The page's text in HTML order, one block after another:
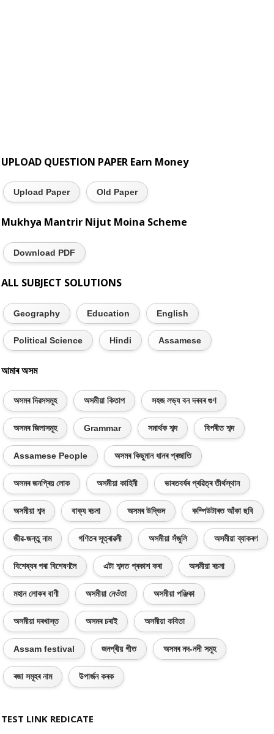
UPLOAD QUESTION PAPER Earn Money
Upload Paper Old Paper
Mukhya Mantrir Nijut Moina Scheme
Download PDF
ALL SUBJECT SOLUTIONS
Geography Education English
Political Science Hindi Assamese
আমাৰ অসম
অসমৰ দিৱসসমূহ অসমীয়া কিতাপ সহজ লভ্য বন দৰবৰ গুণ
অসমৰ জিলাসমূহ Grammar সমাৰ্থক শব্দ বিপৰীত শব্দ
Assamese People অসমৰ কিছুমান ধানৰ প্ৰজাতি
অসমৰ জনপ্ৰিয় লোক অসমীয়া কাহিনী ভাৰতবৰ্ষৰ প্ৰৱিত্ৰ তীৰ্থস্থান
অসমীয়া শব্দ বাক্য ৰচনা অসমৰ উদ্ভিদ কম্পিউটাৰত আঁকা ছবি
জীৱ-জন্তু নাম গণিতৰ সূত্ৰাৱলী অসমীয়া সঁজুলি অসমীয়া ব্যাকৰণ
বিশেষ্যৰ পৰা বিশেষণলৈ এটা শব্দত প্ৰকাশ কৰা অসমীয়া ৰচনা
মহান লোকৰ বাণী অসমীয়া নেওঁতা অসমীয়া পঞ্জিকা
অসমীয়া দৰখাস্ত অসমৰ চৰাই অসমীয়া কবিতা
Assam festival জনপ্ৰীয় গীত অসমৰ নদ-নদী সমূহ
ৰজা সমূহৰ নাম উপাৰ্জন কৰক
TEST LINK REDICATE